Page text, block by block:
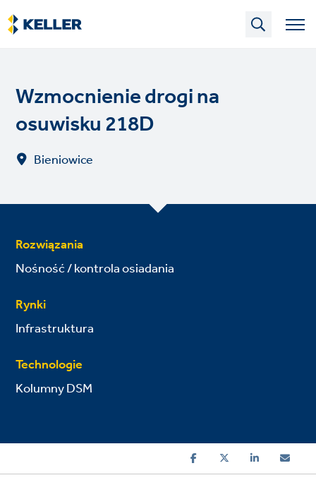
Skip
to
main
Wzmocnienie drogi na
osuwisku 218D
Bieniowice
Rozwiązania
Nośność / kontrola osiadania
Rynki
Infrastruktura
Technologie
Kolumny DSM